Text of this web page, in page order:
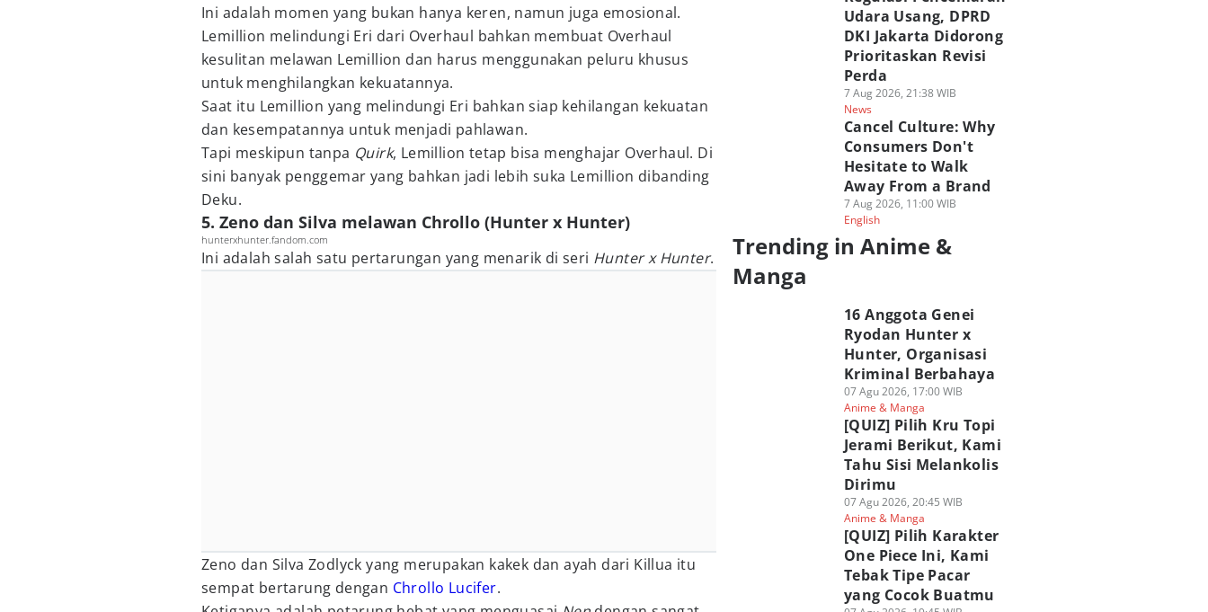
Ini adalah momen yang bukan hanya keren, namun juga emosional.
Lemillion melindungi Eri dari Overhaul bahkan membuat Overhaul
kesulitan melawan Lemillion dan harus menggunakan peluru khusus
untuk menghilangkan kekuatannya.
Saat itu Lemillion yang melindungi Eri bahkan siap kehilangan kekuatan
dan kesempatannya untuk menjadi pahlawan.
Tapi meskipun tanpa Quirk, Lemillion tetap bisa menghajar Overhaul. Di
sini banyak penggemar yang bahkan jadi lebih suka Lemillion dibanding
Deku.
5. Zeno dan Silva melawan Chrollo (Hunter x Hunter)
hunterxhunter.fandom.com
Ini adalah salah satu pertarungan yang menarik di seri Hunter x Hunter.
Zeno dan Silva Zodlyck yang merupakan kakek dan ayah dari Killua itu
sempat bertarung dengan Chrollo Lucifer.
Udara Usang, DPRD
DKI Jakarta Didorong
Prioritaskan Revisi
Perda
7 Aug 2026, 21:38 WIB
News
Cancel Culture: Why
Consumers Don't
Hesitate to Walk
Away From a Brand
7 Aug 2026, 11:00 WIB
English
Trending in Anime &
Manga
16 Anggota Genei
Ryodan Hunter x
Hunter, Organisasi
Kriminal Berbahaya
07 Agu 2026, 17:00 WIB
Anime & Manga
[QUIZ] Pilih Kru Topi
Jerami Berikut, Kami
Tahu Sisi Melankolis
Dirimu
07 Agu 2026, 20:45 WIB
Anime & Manga
[QUIZ] Pilih Karakter
One Piece Ini, Kami
Tebak Tipe Pacar
yang Cocok Buatmu